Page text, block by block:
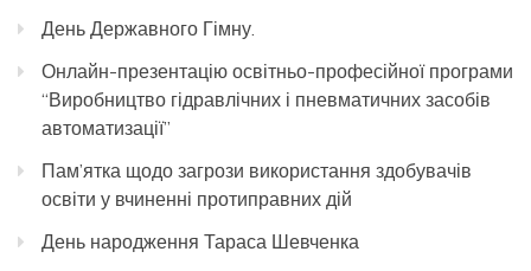
День Державного Гімну.
Онлайн-презентацію освітньо-професійної програми
“Виробництво гідравлічних і пневматичних засобів
автоматизації”
Пам’ятка щодо загрози використання здобувачів
освіти у вчиненні протиправних дій
День народження Тараса Шевченка